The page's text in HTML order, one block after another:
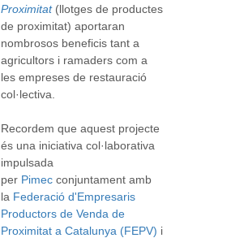
Proximitat(llotges de productes
de proximitat) aportaran
nombrosos beneficis tant a
agricultors i ramaders com a
les empreses de restauració
col·lectiva.
Recordem que aquest projecte
és una iniciativa col·laborativa
impulsada
per Pimec conjuntament amb
la Federació d'Empresaris
Productors de Venda de
Proximitat a Catalunya (FEPV) i